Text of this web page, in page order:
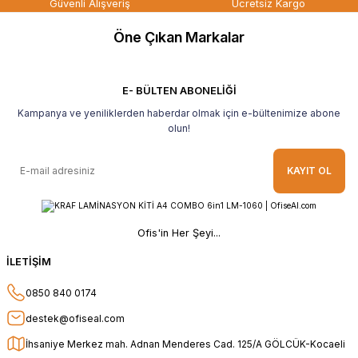
teşekkür ederim.
hediye ile geldi Teşekkür ederim Tavsiye
Ahmet Yılmaz | 29/04/2026
paketlenmiş, sorunsuz teslim aldım,
O... A... | 10/02/2026
Teşekkür ederim.
E... Ö... | 14/01/2026
Güvenli Alışveriş
Ücretsiz Kargo
Öne Çıkan Markalar
E- BÜLTEN ABONELİĞİ
Kampanya ve yeniliklerden haberdar olmak için e-bültenimize abone
olun!
KAYIT OL
Ofis'in Her Şeyi...
İLETİŞİM
0850 840 0174
destek@ofiseal.com
İhsaniye Merkez mah. Adnan Menderes Cad. 125/A GÖLCÜK-Kocaeli